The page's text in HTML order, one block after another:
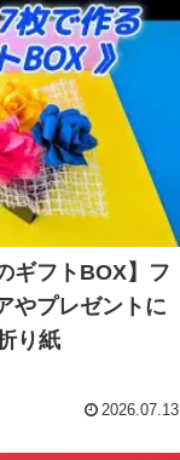
ギフトBOX】フ
やプレゼントに
り紙
2026.07.13